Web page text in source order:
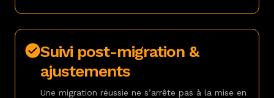
Suivi post-migration &
ajustements
Une migration réussie ne s’arrête pas à la mise en